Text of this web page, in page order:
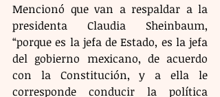
Mencionó que van a respaldar a la
presidenta Claudia Sheinbaum,
“porque es la jefa de Estado, es la jefa
del gobierno mexicano, de acuerdo
con la Constitución, y a ella le
corresponde conducir la política